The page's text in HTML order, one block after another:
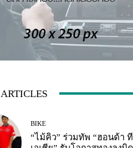
BIKE
“ไม้คิว” ร่วมทัพ “ฮอนด้า